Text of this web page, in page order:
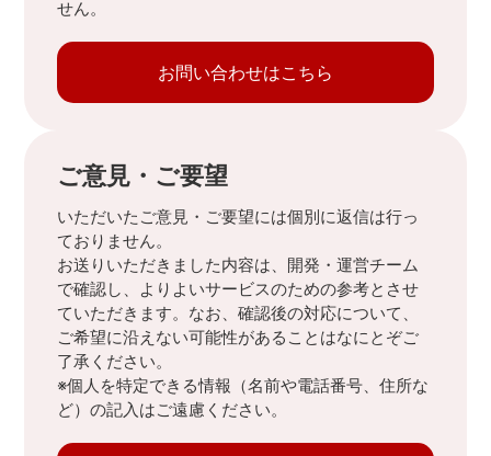
せん。
お問い合わせはこちら
ご意見・ご要望
いただいたご意見・ご要望には個別に返信は行っ
ておりません。
お送りいただきました内容は、開発・運営チーム
で確認し、よりよいサービスのための参考とさせ
ていただきます。なお、確認後の対応について、
ご希望に沿えない可能性があることはなにとぞご
了承ください。
※個人を特定できる情報（名前や電話番号、住所な
ど）の記入はご遠慮ください。